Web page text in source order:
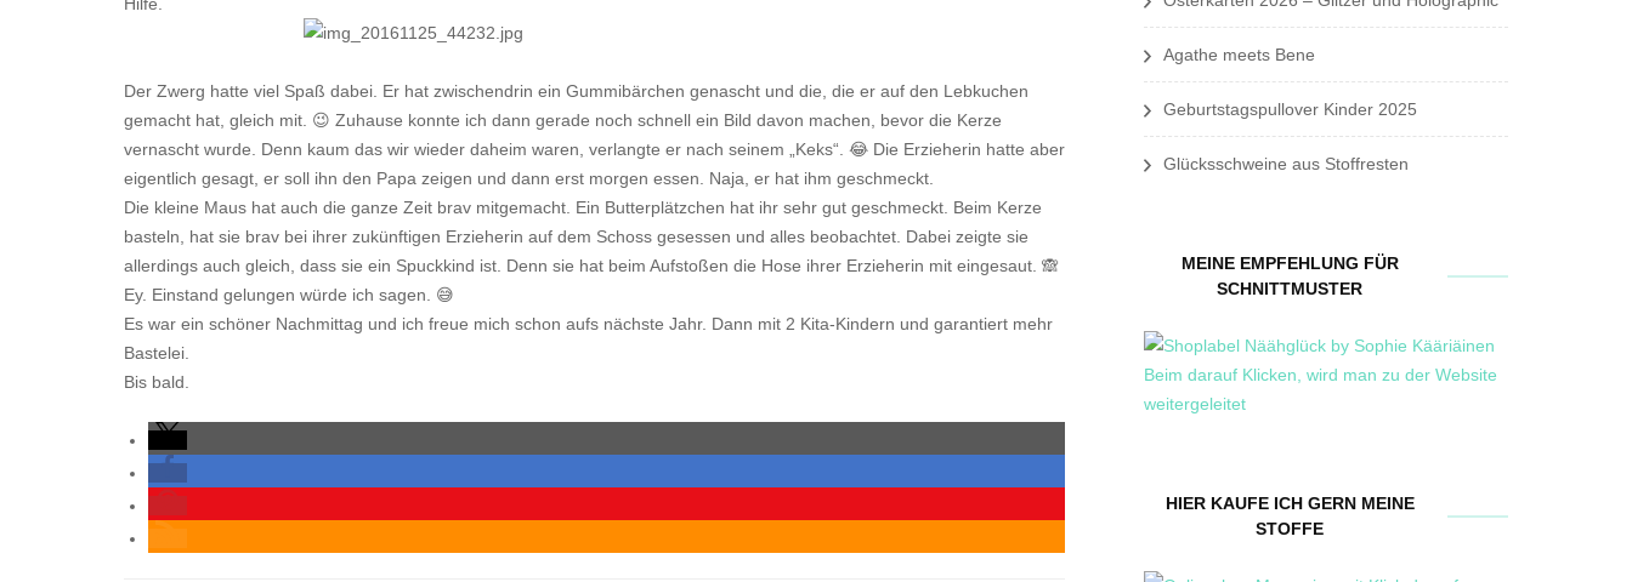
Der Zwerg hatte viel Spaß dabei. Er hat zwischendrin ein Gummibärchen genascht und die, die er auf den Lebkuchen
gemacht hat, gleich mit. 😉 Zuhause konnte ich dann gerade noch schnell ein Bild davon machen, bevor die Kerze
vernascht wurde. Denn kaum das wir wieder daheim waren, verlangte er nach seinem „Keks“. 😂 Die Erzieherin hatte aber
eigentlich gesagt, er soll ihn den Papa zeigen und dann erst morgen essen. Naja, er hat ihm geschmeckt.
Die kleine Maus hat auch die ganze Zeit brav mitgemacht. Ein Butterplätzchen hat ihr sehr gut geschmeckt. Beim Kerze
basteln, hat sie brav bei ihrer zukünftigen Erzieherin auf dem Schoss gesessen und alles beobachtet. Dabei zeigte sie
allerdings auch gleich, dass sie ein Spuckkind ist. Denn sie hat beim Aufstoßen die Hose ihrer Erzieherin mit eingesaut. 🙈
Ey. Einstand gelungen würde ich sagen. 😅
Es war ein schöner Nachmittag und ich freue mich schon aufs nächste Jahr. Dann mit 2 Kita-Kindern und garantiert mehr
Bastelei.
Bis bald.
Agathe meets Bene
Geburtstagspullover Kinder 2025
Glücksschweine aus Stoffresten
MEINE EMPFEHLUNG FÜR
SCHNITTMUSTER
HIER KAUFE ICH GERN MEINE
STOFFE